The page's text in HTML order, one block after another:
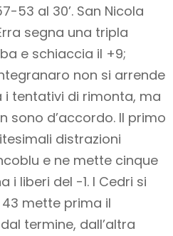
53 al 30’. San Nicola
segna una tripla
e schiaccia il +9;
non si arrende
i tentativi di rimonta, ma
sono d’accordo. Il primo
distrazioni
e ne mette cinque
i liberi del -1. I Cedri si
mette prima il
termine, dall’altra